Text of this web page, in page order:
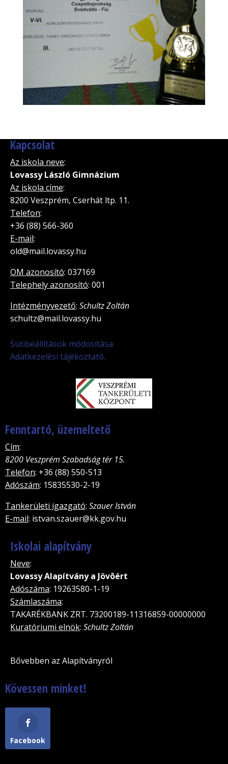
Kapcsolat
Az iskola neve:
Lovassy László Gimnázium
Az iskola címe:
8200 Veszprém, Cserhát ltp. 11.
Telefon:
+36 (88) 566-360
E-mail:
old@mail.lovassy.hu
OM azonosító: 037169
Telephely azonosító: 001
Intézményvezető: Schultz Zoltán
schultz@mail.lovassy.hu
Sütibeállítások módosítása.
Adatkezelési tájékoztató.
Fenntartó, üzemeltető
Cím:
8200 Veszprém Szabadság tér 15.
Telefon: +36 (88) 550-513
Adószám: 15835530-2-19
Tankerületi igazgató: Szauer István
E-mail: istvan.szauer@kk.gov.hu
Iskolai alapítvány
Neve:
Lovassy Alapítvány a Jövõért
Adószáma: 19263580-1-19
Számlaszáma:
TAKARÉKBANK ZRT. 73200189-11316859-00000000
Kuratóriumi elnök: Schultz Zoltán
Bővebben az Alapítványról
Kövessen minket!
Facebook